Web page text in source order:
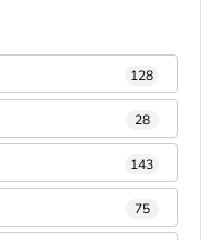
128
28
143
75